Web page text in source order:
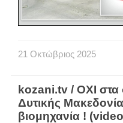
21 Οκτώβριος 2025
kozani.tv / ΟΧΙ στα
Δυτικής
βιομηχανία !